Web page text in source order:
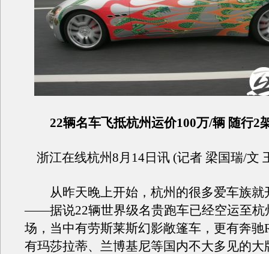
22辆名车飞抵杭州运价100万/辆 随行2
浙江在线杭州8月14日讯 (记者 梁国瑞/文
从昨天晚上开始，杭州的很多爱车族就
——据说22辆世界级名贵跑车已经空运至杭
场，当中有劳斯莱斯幻影敞篷车，更有奔驰
有玛莎拉蒂、兰博基尼等国内不大多见的大